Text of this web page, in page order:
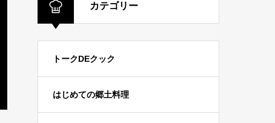
カテゴリー
トークDEクック
はじめての郷土料理